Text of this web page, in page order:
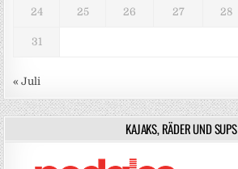
24 25 26 27 28
31
« Juli
KAJAKS, RÄDER UND SUPS